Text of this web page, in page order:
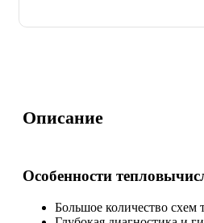
Описание
Особенности
Большое количество схем